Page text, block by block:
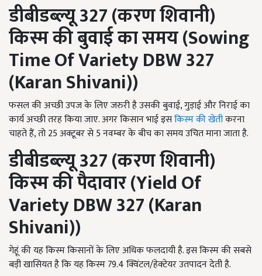
डीबीडब्ल्यू327 (करण शिवानी)
किस्म की बुवाई का समय(Sowing
Time Of Variety DBW327
(Karan Shivani))
फसल की अच्छी उपज के लिए जरुरी है उसकी बुवाई, गुड़ाई और निराई का
कार्य अच्छी तरह किया जाए. अगर किसान भाई इसकिस्म की खेतीकरना
चाहते हैं, तो 25 अक्टूबर से 5 नवम्बर के बीच का समय उचित माना जाता है.
डीबीडब्ल्यू327 (करण शिवानी)
किस्म की पैदावार(Yield Of
Variety DBW327 (Karan
Shivani))
गेहूं की यह किस्म किसानों के लिए अधिक फलदायी है. इस किस्म की सबसे
बड़ी खासियत है कि यह किस्म 79.4 क्विंटल/हेक्टेयर उतपादन देती है.